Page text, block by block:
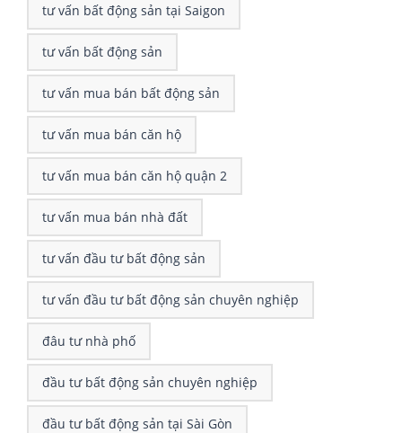
tư vấn bất động sản tại Saigon
tư vấn bất động sản
tư vấn mua bán bất động sản
tư vấn mua bán căn hộ
tư vấn mua bán căn hộ quận 2
tư vấn mua bán nhà đất
tư vấn đầu tư bất động sản
tư vấn đầu tư bất động sản chuyên nghiệp
đâu tư nhà phố
đầu tư bất động sản chuyên nghiệp
đầu tư bất động sản tại Sài Gòn